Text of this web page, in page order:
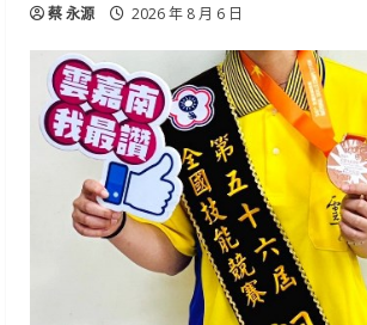
蔡 永源 2026 年 8 月 6 日